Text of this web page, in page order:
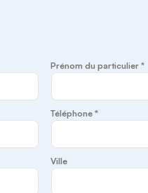
Prénom du particulier *
Téléphone *
Ville